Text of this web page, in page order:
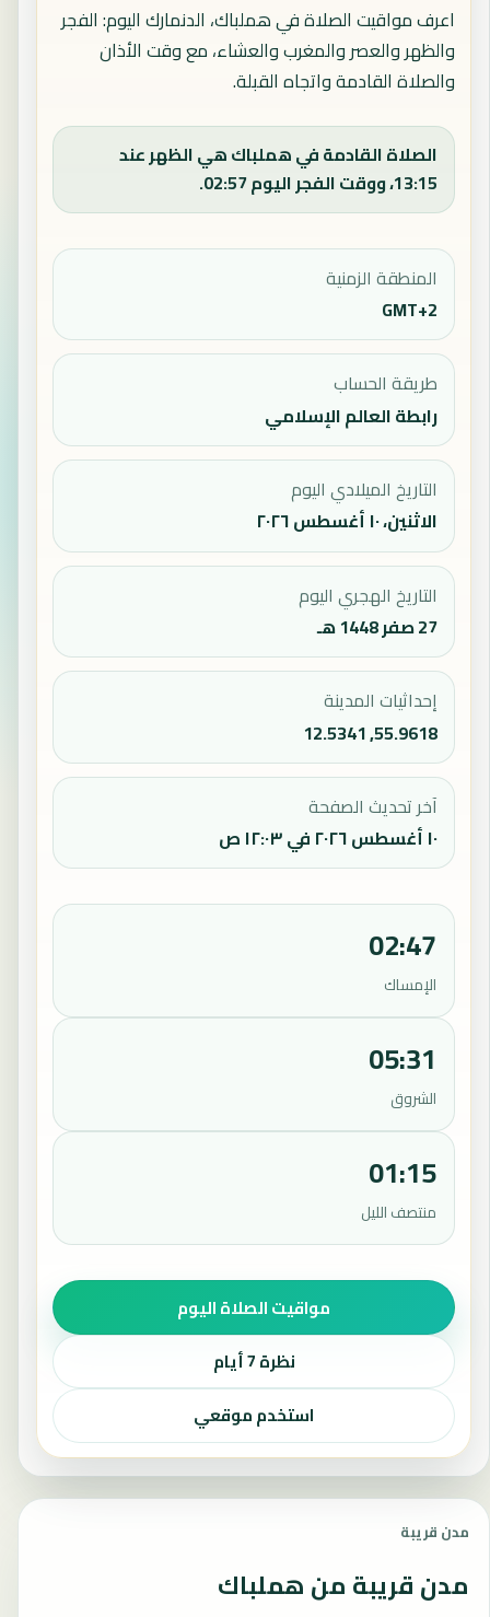
اعرف مواقيت الصلاة في هملباك، الدنمارك اليوم: الفجر
والظهر والعصر والمغرب والعشاء، مع وقت الأذان
والصلاة القادمة واتجاه القبلة.
الصلاة القادمة في هملباك هي الظهر عند
13:15، ووقت الفجر اليوم 02:57.
المنطقة الزمنية
GMT+2
طريقة الحساب
رابطة العالم الإسلامي
التاريخ الميلادي اليوم
الاثنين، ١٠ أغسطس ٢٠٢٦
التاريخ الهجري اليوم
27 صفر 1448 هـ
إحداثيات المدينة
55.9618, 12.5341
آخر تحديث الصفحة
١٠ أغسطس ٢٠٢٦ في ١٢:٠٣ ص
02:47
الإمساك
05:31
الشروق
01:15
منتصف الليل
مواقيت الصلاة اليوم
نظرة 7 أيام
استخدم موقعي
مدن قريبة
مدن قريبة من هملباك